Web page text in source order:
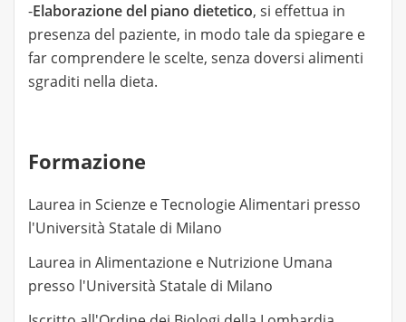
-Elaborazione del piano dietetico, si effettua in
presenza del paziente, in modo tale da spiegare e
far comprendere le scelte, senza doversi alimenti
sgraditi nella dieta.
Formazione
Laurea in Scienze e Tecnologie Alimentari presso
l'Università Statale di Milano
Laurea in Alimentazione e Nutrizione Umana
presso l'Università Statale di Milano